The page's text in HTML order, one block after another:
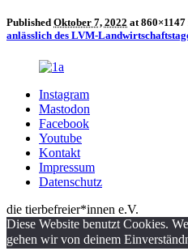
Published Oktober 7, 2022 at
anlässlich des LVM-
Instagram
Mastodon
Facebook
Youtube
Kontakt
Impressum
Datenschutz
die tierbefreier*innen e.V.
Diese Website benutzt Cookies.
gehen wir von deinem